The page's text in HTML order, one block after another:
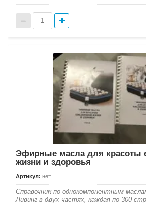
Эфирные масла для красоты
жизни и здоровья
Артикул: нет
Справочник по однокомпонентным
Ливинг в двух частях, каждая по 300